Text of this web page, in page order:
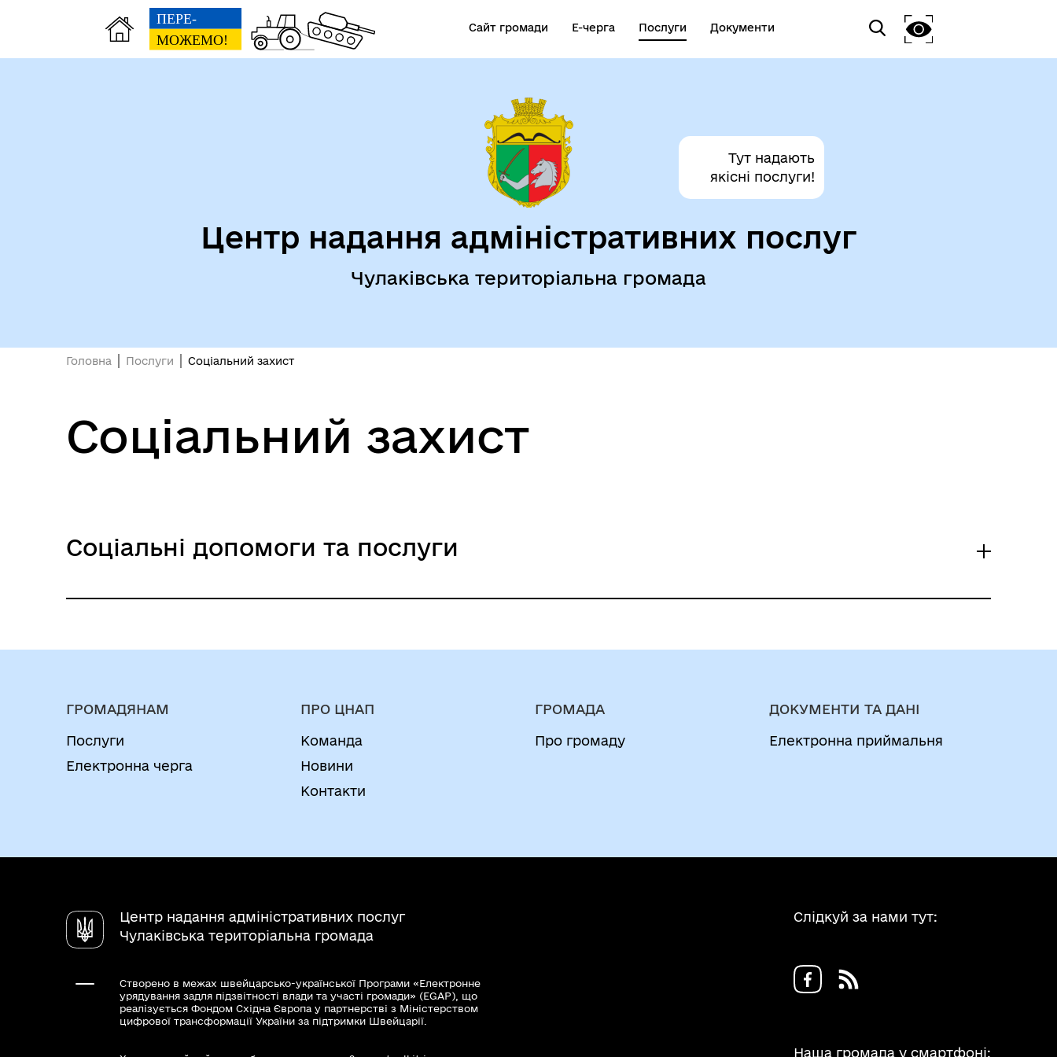
Сайт громади Е-черга Послуги Документи
Тут надають
якісні послуги!
Центр надання адміністративних послуг
Чулаківська територіальна громада
Головна Послуги Соціальний захист
Соціальний захист
Соціальні допомоги та послуги
ГРОМАДЯНАМ
Послуги
Електронна черга
ПРО ЦНАП
Команда
Новини
Контакти
ГРОМАДА
Про громаду
ДОКУМЕНТИ ТА ДАНІ
Електронна приймальня
Центр надання адміністративних послуг
Чулаківська територіальна громада
Створено в межах швейцарсько-української Програми «Електронне
урядування задля підзвітності влади та участі громади» (EGAP), що
реалізується Фондом Східна Європа у партнерстві з Міністерством
цифрової трансформації України за підтримки Швейцарії.
Слідкуй за нами тут:
Наша громада у смартфоні: